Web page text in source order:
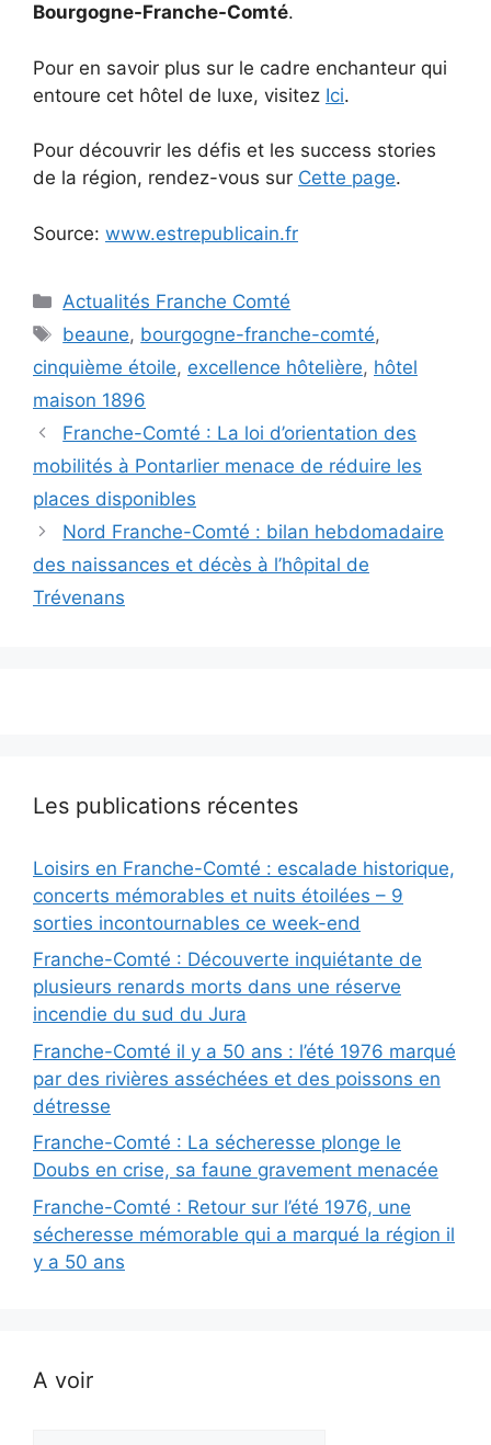
Bourgogne-Franche-Comté.
Pour en savoir plus sur le cadre enchanteur qui
entoure cet hôtel de luxe, visitez Ici.
Pour découvrir les défis et les success stories
de la région, rendez-vous sur Cette page.
Source: www.estrepublicain.fr
Catégories
Actualités Franche Comté
Étiquettes
beaune, bourgogne-franche-comté,
cinquième étoile, excellence hôtelière, hôtel
maison 1896
Franche-Comté : La loi d’orientation des
mobilités à Pontarlier menace de réduire les
places disponibles
Nord Franche-Comté : bilan hebdomadaire
des naissances et décès à l’hôpital de
Trévenans
Les publications récentes
Loisirs en Franche-Comté : escalade historique,
concerts mémorables et nuits étoilées – 9
sorties incontournables ce week-end
Franche-Comté : Découverte inquiétante de
plusieurs renards morts dans une réserve
incendie du sud du Jura
Franche-Comté il y a 50 ans : l’été 1976 marqué
par des rivières asséchées et des poissons en
détresse
Franche-Comté : La sécheresse plonge le
Doubs en crise, sa faune gravement menacée
Franche-Comté : Retour sur l’été 1976, une
sécheresse mémorable qui a marqué la région il
y a 50 ans
A voir